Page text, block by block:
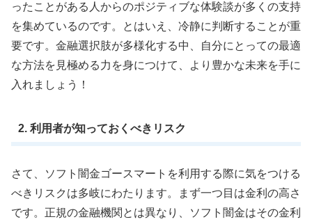
ったことがある人からのポジティブな体験談が多くの支持
を集めているのです。とはいえ、冷静に判断することが重
要です。金融選択肢が多様化する中、自分にとっての最適
な方法を見極める力を身につけて、より豊かな未来を手に
入れましょう！
2. 利用者が知っておくべきリスク
さて、ソフト闇金ゴースマートを利用する際に気をつける
べきリスクは多岐にわたります。まず一つ目は金利の高さ
です。正規の金融機関とは異なり、ソフト闇金はその金利